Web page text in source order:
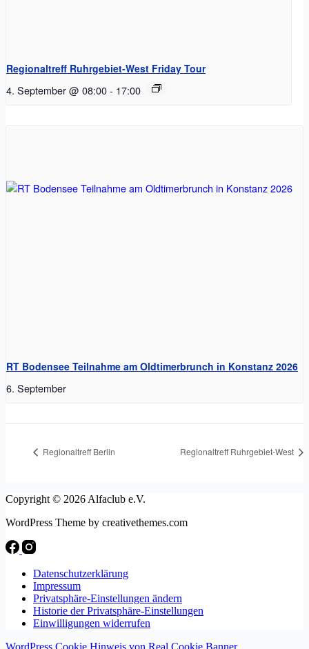
Regionaltreff Ruhrgebiet-West Friday Tour
4. September @ 08:00- 17:00
RT Bodensee Teilnahme am Oldtimerbrunch in Konstanz 2026
6. September
Regionaltreff Berlin Regionaltreff Ruhrgebiet-West
Copyright © 2026 Alfaclub e.V.
WordPress Theme by creativethemes.com
Datenschutzerklärung
Impressum
Privatsphäre-Einstellungen ändern
Historie der Privatsphäre-Einstellungen
Einwilligungen widerrufen